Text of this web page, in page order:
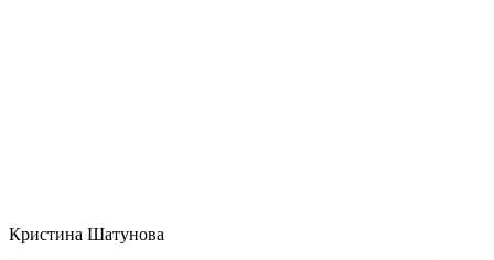
Кристина Шатунова